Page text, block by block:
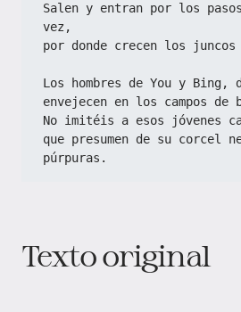
Salen y entran por los
vez,
por donde crecen los
Los hombres de You y Bing,
envejecen en los campos de
No imitéis a esos jóvenes
que presumen de su corcel
púrpuras.
Texto original